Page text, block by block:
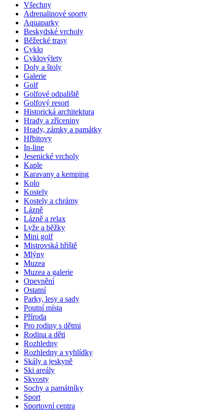
Všechny
Adrenalinové sporty
Aquaparky
Beskydské vrcholy
Běžecké trasy
Cyklo
Cyklovýlety
Doly a štoly
Galerie
Golf
Golfové odpaliště
Golfový resort
Historická architektura
Hrady a zříceniny
Hrady, zámky a památky
Hřbitovy
In-line
Jesenické vrcholy
Kaple
Karavany a kemping
Kolo
Kostely
Kostely a chrámy
Lázně
Lázně a relax
Lyže a běžky
Mini golf
Mistrovská hřiště
Mlýny
Muzea
Muzea a galerie
Opevnění
Ostatní
Parky, lesy a sady
Poutní místa
Příroda
Pro rodiny s dětmi
Rodina a děti
Rozhledny
Rozhledny a vyhlídky
Skály a jeskyně
Ski areály
Skvosty
Sochy a památníky
Sport
Sportovní centra